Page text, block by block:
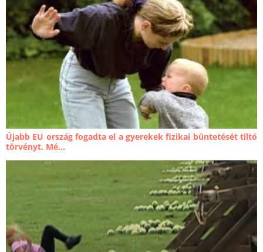
Újabb EU ország fogadta el a gyerekek fizikai büntetését tiltó
törvényt. Mé...